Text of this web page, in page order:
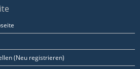
(Neu registrieren)